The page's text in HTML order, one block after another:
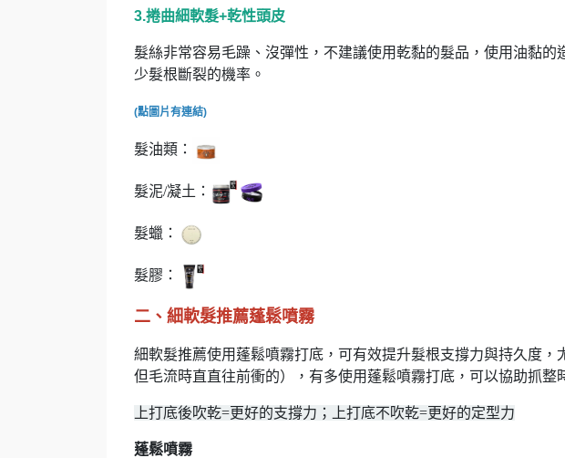
3.捲曲細軟髮+乾性頭皮
髮絲非常容易毛躁、沒彈性，不建議使用乾黏的髮品，使用油黏
少髮根斷裂的機率。
(點圖片有連結)
髮油類：
髮泥/凝土：
髮蠟：
髮膠：
二、細軟髮推薦蓬鬆噴霧
細軟髮推薦使用蓬鬆噴霧打底，可有效提升髮根支撐力與持久度
但毛流時直直往前衝的），有多使用蓬鬆噴霧打底，可以協助抓整
上打底後吹乾=更好的支撐力；上打底不吹乾=更好的定型力
蓬鬆噴霧